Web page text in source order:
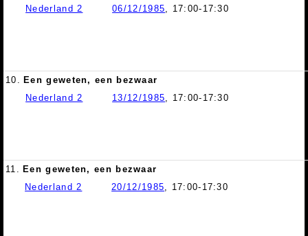
Nederland 2
06/12/1985, 17:00-17:30
10. Een geweten, een bezwaar
Nederland 2
13/12/1985, 17:00-17:30
11. Een geweten, een bezwaar
Nederland 2
20/12/1985, 17:00-17:30